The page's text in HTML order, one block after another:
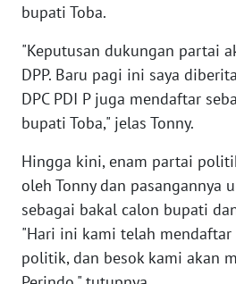
bupati Toba.
"Keputusan dukungan partai
DPP. Baru pagi ini saya
DPC PDI P juga mendaftar
bupati Toba," jelas Tonny.
Hingga kini, enam partai
oleh Tonny dan pasangannya
sebagai bakal calon bupati
"Hari ini kami telah
politik, dan besok kami akan
SUMBAR
WN
SUMSEL
WN
WN
LAMPUNG
WN
JATENG